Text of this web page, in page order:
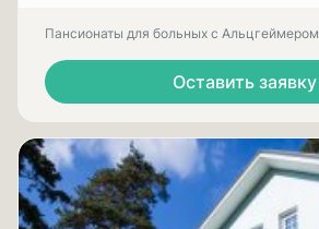
Пансионаты для больных с Альцгеймером
Оставить заявку